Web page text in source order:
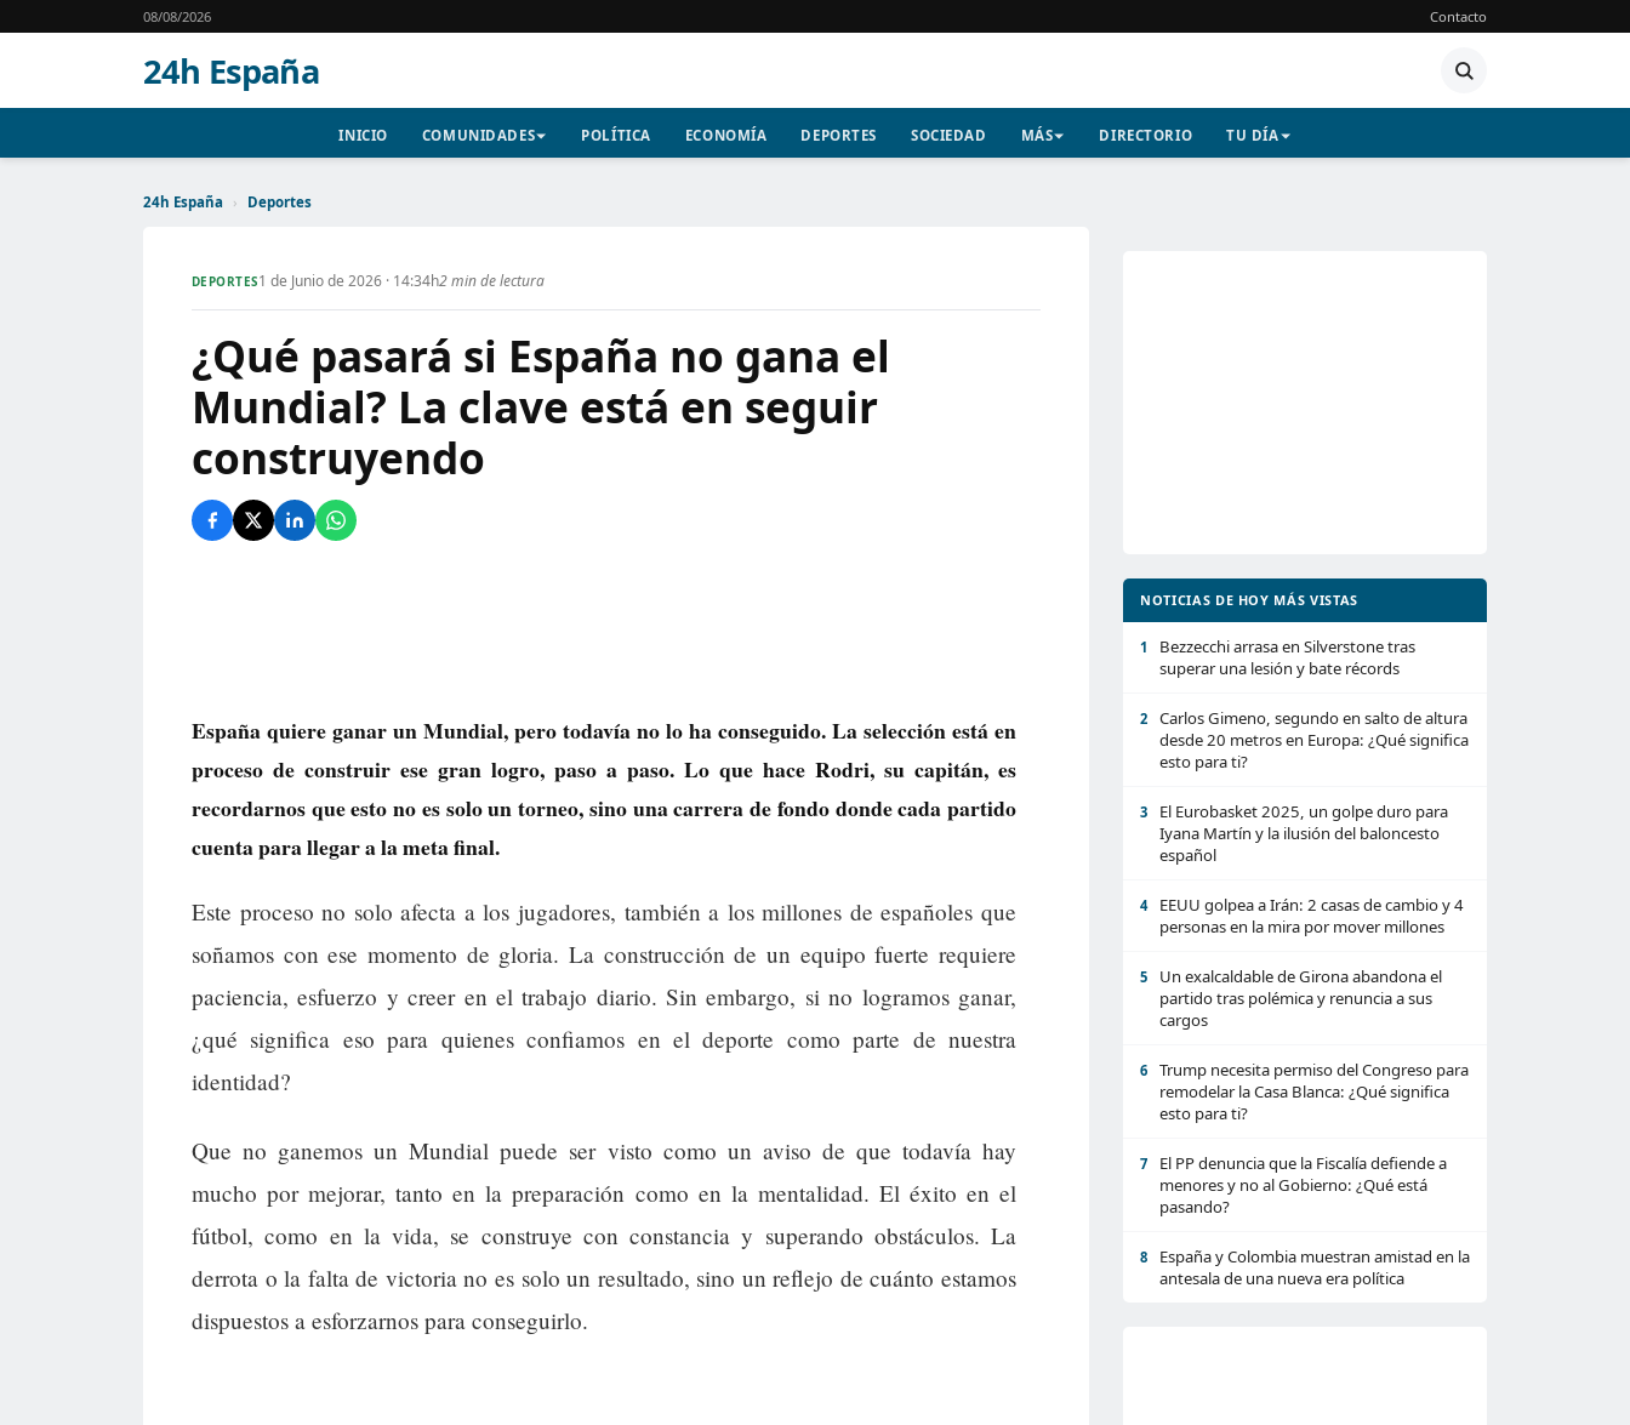
08/08/2026 Contacto
24h España
INICIO COMUNIDADES POLÍTICA ECONOMÍA DEPORTES SOCIEDAD MÁS DIRECTORIO TU DÍA
24h España › Deportes
DEPORTES1 de Junio de 2026 · 14:34h2 min de lectura
¿Qué pasará si España no gana el
Mundial? La clave está en seguir
construyendo
España quiere ganar un Mundial, pero todavía no lo ha conseguido. La selección está en
proceso de construir ese gran logro, paso a paso. Lo que hace Rodri, su capitán, es
recordarnos que esto no es solo un torneo, sino una carrera de fondo donde cada partido
cuenta para llegar a la meta final.
Este proceso no solo afecta a los jugadores, también a los millones de españoles que
soñamos con ese momento de gloria. La construcción de un equipo fuerte requiere
paciencia, esfuerzo y creer en el trabajo diario. Sin embargo, si no logramos ganar,
¿qué significa eso para quienes confiamos en el deporte como parte de nuestra
identidad?
Que no ganemos un Mundial puede ser visto como un aviso de que todavía hay
mucho por mejorar, tanto en la preparación como en la mentalidad. El éxito en el
fútbol, como en la vida, se construye con constancia y superando obstáculos. La
derrota o la falta de victoria no es solo un resultado, sino un reflejo de cuánto estamos
dispuestos a esforzarnos para conseguirlo.
NOTICIAS DE HOY MÁS VISTAS
1
Bezzecchi arrasa en Silverstone tras
superar una lesión y bate récords
2
Carlos Gimeno, segundo en salto de altura
desde 20 metros en Europa: ¿Qué significa
esto para ti?
3
El Eurobasket 2025, un golpe duro para
Iyana Martín y la ilusión del baloncesto
español
4
EEUU golpea a Irán: 2 casas de cambio y 4
personas en la mira por mover millones
5
Un exalcaldable de Girona abandona el
partido tras polémica y renuncia a sus
cargos
6
Trump necesita permiso del Congreso para
remodelar la Casa Blanca: ¿Qué significa
esto para ti?
7
El PP denuncia que la Fiscalía defiende a
menores y no al Gobierno: ¿Qué está
pasando?
8
España y Colombia muestran amistad en la
antesala de una nueva era política